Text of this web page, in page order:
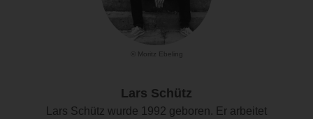
© Moritz Ebeling
Lars Schütz
Lars Schütz wurde 1992 geboren. Er arbeitet